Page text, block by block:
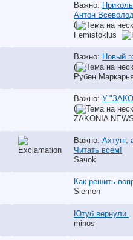
Важно:
Антон
(
Femistoklus
Важно: Новый
(
Рубен
Важно: У
(
ZAKONIA NEWS
Важно:
Читать всем!
Saчok
Как решить
Siemen
Ютуб вернули.
minos